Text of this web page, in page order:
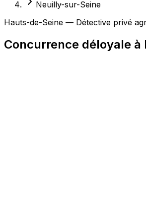
Neuilly-sur-Seine
Hauts-de-Seine — Détective privé
Concurrence déloyale